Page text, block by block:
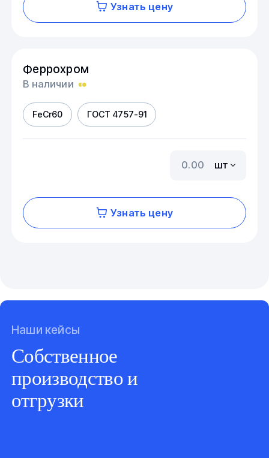
Узнать цену
Феррохром
В наличии
FеСr60 ГОСТ 4757-91
шт
Узнать цену
Наши кейсы
Собственное
производство и
отгрузки